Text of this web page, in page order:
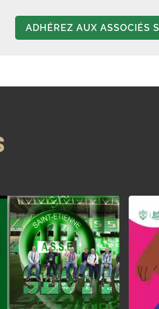
ADHÉREZ AUX ASSOCIÉS